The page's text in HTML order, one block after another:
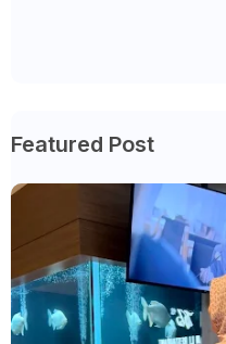
Featured Post